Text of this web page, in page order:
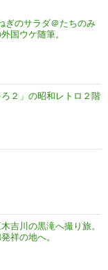
ぎのサラダ＠たちのみ
国ウケ随筆。
ろ２」の昭和レトロ２階
吉川の黒滝へ撮り旅。
祥の地へ。